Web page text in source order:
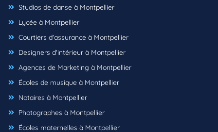
Studios de danse à Montpellier
Lycée à Montpellier
Courtiers d'assurance à Montpellier
Designers d'intérieur à Montpellier
Agences de Marketing à Montpellier
Écoles de musique à Montpellier
Notaires à Montpellier
Photographes à Montpellier
Écoles maternelles à Montpellier